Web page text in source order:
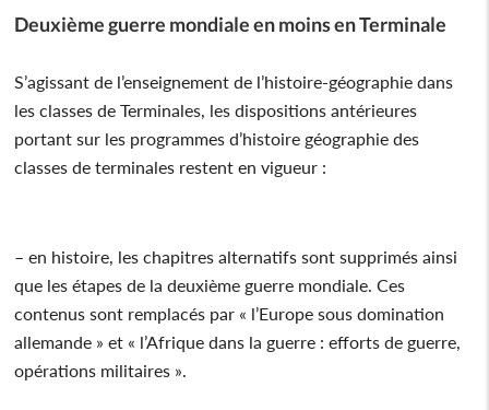
Deuxième guerre mondiale en moins en Terminale
S’agissant de l’enseignement de l’histoire-géographie dans
les classes de Terminales, les dispositions antérieures
portant sur les programmes d’histoire géographie des
classes de terminales restent en vigueur :
– en histoire, les chapitres alternatifs sont supprimés ainsi
que les étapes de la deuxième guerre mondiale. Ces
contenus sont remplacés par « l’Europe sous domination
allemande » et « l’Afrique dans la guerre : efforts de guerre,
opérations militaires ».